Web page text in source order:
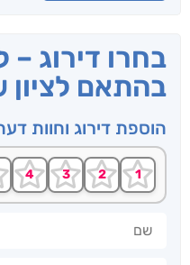
בחרו דירוג –
בהתאם
הוספת דירוג וחוות